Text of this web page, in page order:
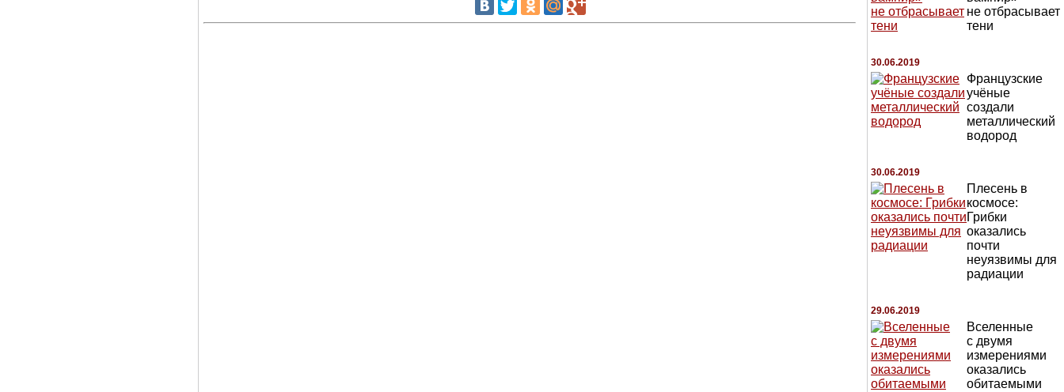
не отбрасывает
тени
30.06.2019
Французские
учёные
создали
металлический
водород
30.06.2019
Плесень в
космосе:
Грибки
оказались
почти
неуязвимы для
радиации
29.06.2019
Вселенные
с двумя
измерениями
оказались
обитаемыми